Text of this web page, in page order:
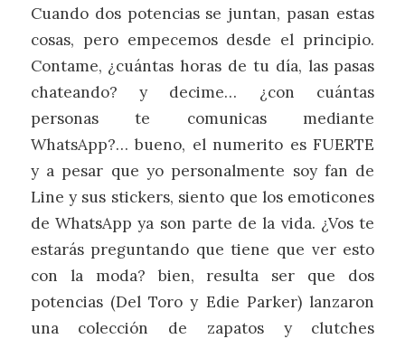
Cuando dos potencias se juntan, pasan estas
cosas, pero empecemos desde el principio.
Contame, ¿cuántas horas de tu día, las pasas
chateando? y decime… ¿con cuántas
personas te comunicas mediante
WhatsApp?… bueno, el numerito es FUERTE
y a pesar que yo personalmente soy fan de
Line y sus stickers, siento que los emoticones
de WhatsApp ya son parte de la vida. ¿Vos te
estarás preguntando que tiene que ver esto
con la moda? bien, resulta ser que dos
potencias (Del Toro y Edie Parker) lanzaron
una colección de zapatos y clutches